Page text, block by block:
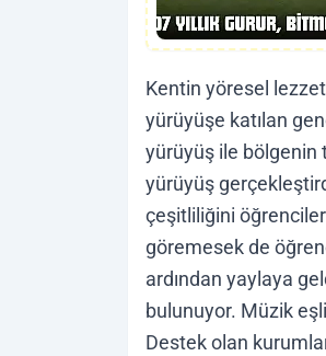
Kentin yöresel
yürüyüşe katılan
yürüyüş ile bölgenin
yürüyüş
çeşitliliğini
göremesek de
ardından yaylaya
bulunuyor. Müzik
Destek olan